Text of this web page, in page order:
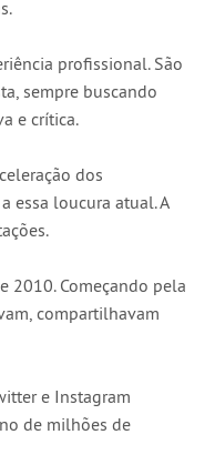
profissional. São
sempre buscando
e crítica.
dos
essa loucura atual. A
2010. Começando pela
compartilhavam
e Instagram
de milhões de